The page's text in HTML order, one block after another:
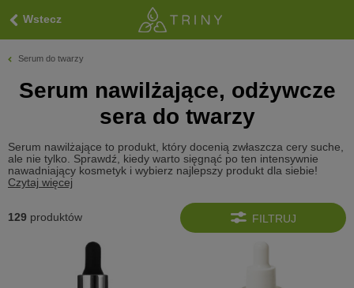
Wstecz
Serum do twarzy
Serum nawilżające, odżywcze
sera do twarzy
Serum nawilżające to produkt, który docenią zwłaszcza cery suche,
ale nie tylko. Sprawdź, kiedy warto sięgnąć po ten intensywnie
nawadniający kosmetyk i wybierz najlepszy produkt dla siebie!
Czytaj więcej
FILTRUJ
129 produktów